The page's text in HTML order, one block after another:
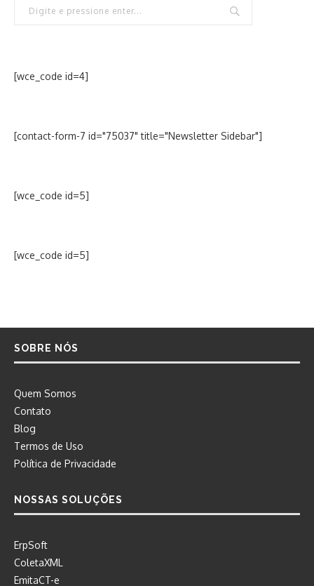
[wce_code id=4]
[contact-form-7 id="75037" title="Newsletter Sidebar"]
[wce_code id=5]
[wce_code id=5]
SOBRE NÓS
Quem Somos
Contato
Blog
Termos de Uso
Política de Privacidade
NOSSAS SOLUÇÕES
ErpSoft
ColetaXML
EmitaCT-e